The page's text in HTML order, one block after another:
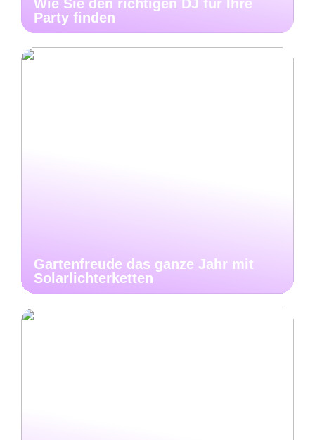
Wie Sie den richtigen DJ für Ihre
Party finden
Gartenfreude das ganze Jahr mit
Solarlichterketten